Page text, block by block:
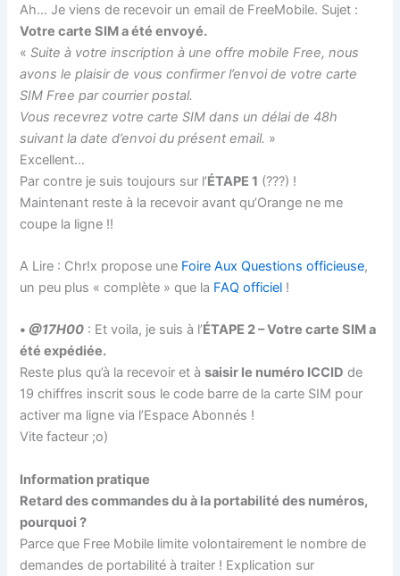
Ah… Je viens de recevoir un email de FreeMobile. Sujet :
Votre carte SIM a été envoyé.
«Suite à votre inscription à une offre mobile Free, nous
avons le plaisir de vous confirmer l’envoi de votre carte
SIM Free par courrier postal.
Vous recevrez votre carte SIM dans un délai de 48h
suivant la date d’envoi du présent email. »
Excellent…
Par contre je suis toujours sur l’ÉTAPE 1 (???) !
Maintenant reste à la recevoir avant qu’Orange ne me
coupe la ligne !!
A Lire : Chr!x propose une Foire Aux Questions officieuse,
un peu plus « complète » que la FAQ officiel !
•@17H00 : Et voila, je suis à l’ÉTAPE 2 – Votre carte SIM a
été expédiée.
Reste plus qu’à la recevoir et àsaisir le numéro ICCID de
19 chiffres inscrit sous le code barre de la carte SIM pour
activer ma ligne via l’Espace Abonnés !
Vite facteur ;o)
Information pratique
Retard des commandes du à la portabilité des numéros,
pourquoi ?
Parce que Free Mobile limite volontairement le nombre de
demandes de portabilité à traiter ! Explication sur